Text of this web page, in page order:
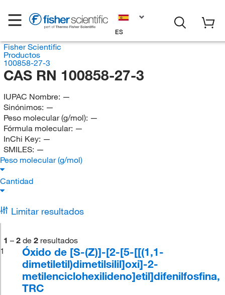
ES
Fisher Scientific
Productos
100858-27-3
CAS RN 100858-27-3
IUPAC Nombre: —
Sinónimos: —
Peso molecular (g/mol): —
Fórmula molecular: —
InChi Key: —
SMILES: —
Peso molecular (g/mol)
Cantidad
Limitar resultados
1 – 2 de 2 resultados
1
Óxido de [S-(Z)]-[2-[5-[[(1,1-
dimetiletil)dimetilsilil]oxi]-2-
metilenciclohexilideno]etil]difenilfosfina,
TRC